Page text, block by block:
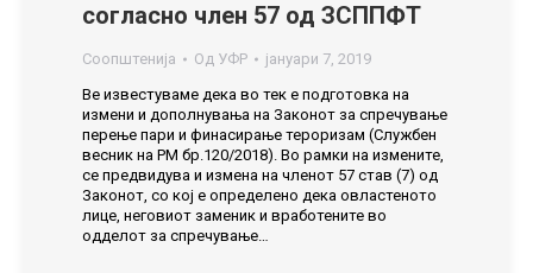
согласно член 57 од ЗСППФТ
Соопштенија Од УФР
јануари 7, 2019
Ве известуваме дека во тек е подготовка на
измени и дополнувања на Законот за спречување
перење пари и финасирање тероризам (Службен
весник на РМ бр.120/2018). Во рамки на измените,
се предвидува и измена на членот 57 став (7) од
Законот, со кој е определено дека овластеното
лице, неговиот заменик и вработените во
одделот за спречување…